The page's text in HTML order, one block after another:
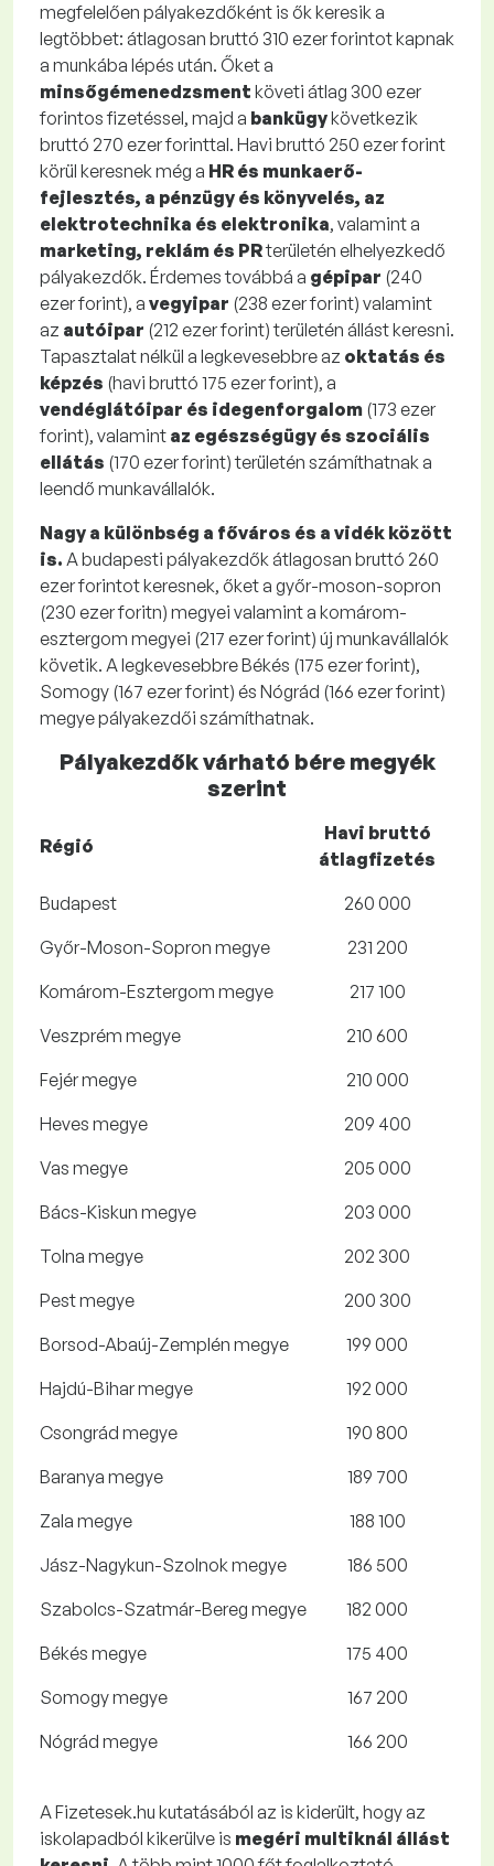
megfelelően pályakezdőként is ők keresik a
legtöbbet: átlagosan bruttó 310 ezer forintot kapnak
a munkába lépés után. Őket a
minsőgémenedzsment követi átlag 300 ezer
forintos fizetéssel, majd a bankügykövetkezik
bruttó 270 ezer forinttal. Havi bruttó 250 ezer forint
körül keresnek még a HR és munkaerő-
fejlesztés, a pénzügy és könyvelés, az
elektrotechnika és elektronika, valamint a
marketing, reklám és PRterületén elhelyezkedő
pályakezdők. Érdemes továbbá a gépipar (240
ezer forint), a vegyipar (238 ezer forint) valamint
az autóipar (212 ezer forint) területén állást keresni.
Tapasztalat nélkül a legkevesebbre az oktatás és
képzés (havi bruttó 175 ezer forint), a
vendéglátóipar és idegenforgalom (173 ezer
forint), valamint az egészségügy és szociális
ellátás (170 ezer forint) területén számíthatnak a
leendő munkavállalók.
Nagy a különbség a főváros és a vidék között
is. A budapesti pályakezdők átlagosan bruttó 260
ezer forintot keresnek, őket a győr-moson-sopron
(230 ezer foritn) megyei valamint a komárom-
esztergom megyei (217 ezer forint) új munkavállalók
követik. A legkevesebbre Békés (175 ezer forint),
Somogy (167 ezer forint) és Nógrád (166 ezer forint)
megye pályakezdői számíthatnak.
Pályakezdők várható bére megyék
szerint
Régió
Havi bruttó
átlagfizetés
Budapest
260 000
Győr-Moson-Sopron megye
231 200
Komárom-Esztergom megye
217 100
Veszprém megye
210 600
Fejér megye
210 000
Heves megye
209 400
Vas megye
205 000
Bács-Kiskun megye
203 000
Tolna megye
202 300
Pest megye
200 300
Borsod-Abaúj-Zemplén megye
199 000
Hajdú-Bihar megye
192 000
Csongrád megye
190 800
Baranya megye
189 700
Zala megye
188 100
Jász-Nagykun-Szolnok megye
186 500
Szabolcs-Szatmár-Bereg megye
182 000
Békés megye
175 400
Somogy megye
167 200
Nógrád megye
166 200
A Fizetesek.hu kutatásából az is kiderült, hogy az
iskolapadból kikerülve is megéri multiknál állást